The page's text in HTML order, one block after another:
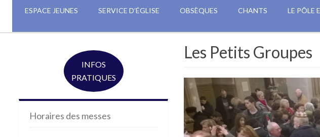
ESPACE JEUNES SERVICE D’ÉGLISE OBSÈQUES CHANTS LE PÔLE
INFOS
PRATIQUES
Horaires des messes
Les Petits Groupes